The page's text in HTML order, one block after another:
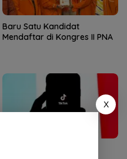
Baru Satu Kandidat
Mendaftar di Kongres II PNA
X